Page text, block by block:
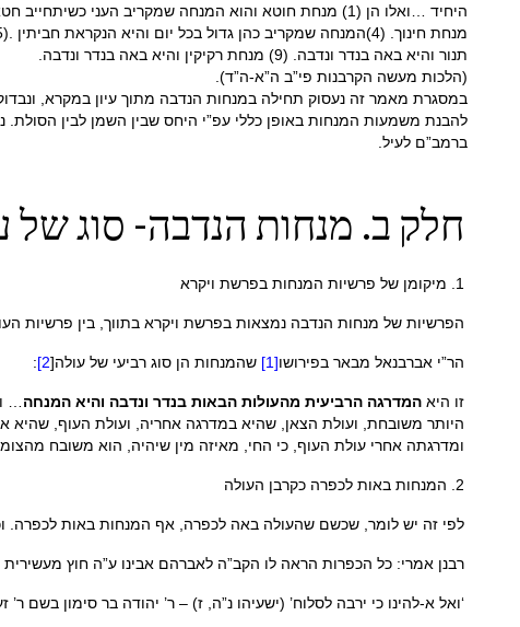
תנור והיא באה בנדר ונדבה. (9) מנחת רקיקין והיא באה בנדר ונדבה.
(הלכות מעשה הקרבנות פי”ב ה”א-ה”ד).
במסגרת מאמר זה נעסוק תחילה במנחות הנדבה מתוך עיון במקרא,
להבנת משמעות המנחות באופן כללי עפ”י היחס שבין השמן לבין
ברמב”ם לעיל.
חלק ב. מנחות הנדבה- סוג של
1. מיקומן של פרשיות המנחות בפרשת ויקרא
הפרשיות של מנחות הנדבה נמצאות בפרשת ויקרא בתווך, בין פרשיות
הר”י אברבנאל מבאר בפירושו[1] שהמנחות הן סוג רביעי של עולה[2]
:
זו היא המדרגה הרביעית מהעולות הבאות בנדר ונדבה והיא המנחה …
היותר משובחת, ועולת הצאן, שהיא במדרגה אחריה, ועולת העוף, שהיא
ומדרגתה אחרי עולת העוף, כי החי, מאיזה מין שיהיה, הוא משובח
2. המנחות באות לכפרה כקרבן העולה
לפי זה יש לומר, שכשם שהעולה באה לכפרה, אף המנחות באות לכפרה.
רבנן אמרי: כל הכפרות הראה לו הקב”ה לאברהם אבינו ע”ה חוץ
‘ואל א-להינו כי ירבה לסלוח’ (ישעיהו נ”ה, ז) – ר’ יהודה בר סימון בשם